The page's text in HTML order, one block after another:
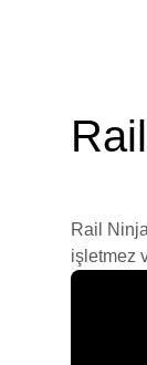
Rail
işletmez